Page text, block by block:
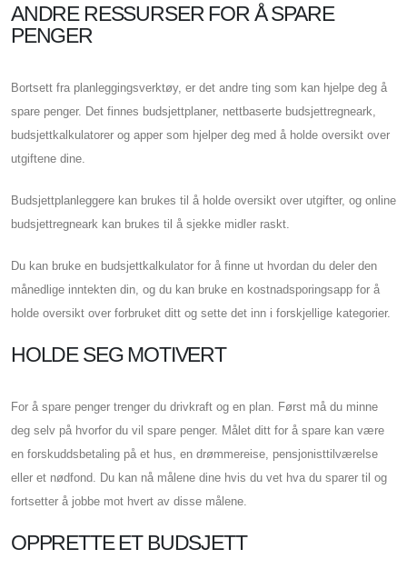
ANDRE RESSURSER FOR Å SPARE
PENGER
Bortsett fra planleggingsverktøy, er det andre ting som kan hjelpe deg å
spare penger. Det finnes budsjettplaner, nettbaserte budsjettregneark,
budsjettkalkulatorer og apper som hjelper deg med å holde oversikt over
utgiftene dine.
Budsjettplanleggere kan brukes til å holde oversikt over utgifter, og online
budsjettregneark kan brukes til å sjekke midler raskt.
Du kan bruke en budsjettkalkulator for å finne ut hvordan du deler den
månedlige inntekten din, og du kan bruke en kostnadsporingsapp for å
holde oversikt over forbruket ditt og sette det inn i forskjellige kategorier.
HOLDE SEG MOTIVERT
For å spare penger trenger du drivkraft og en plan. Først må du minne
deg selv på hvorfor du vil spare penger. Målet ditt for å spare kan være
en forskuddsbetaling på et hus, en drømmereise, pensjonisttilværelse
eller et nødfond. Du kan nå målene dine hvis du vet hva du sparer til og
fortsetter å jobbe mot hvert av disse målene.
OPPRETTE ET BUDSJETT